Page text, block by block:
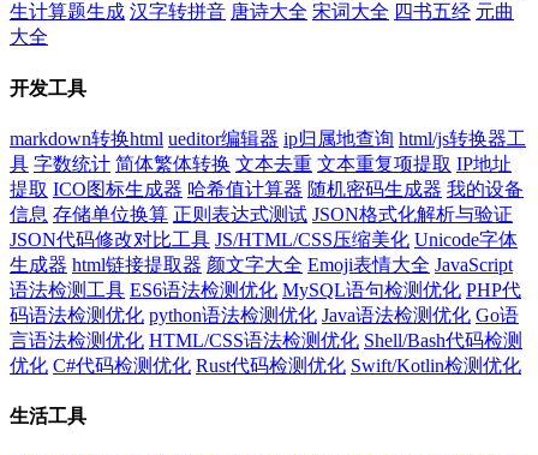
生计算题生成 汉字转拼音 唐诗大全 宋词大全 四书五经 元曲
大全
开发工具
markdown转换html ueditor编辑器 ip归属地查询 html/js转换器工
具 字数统计 简体繁体转换 文本去重 文本重复项提取 IP地址
提取 ICO图标生成器 哈希值计算器 随机密码生成器 我的设备
信息 存储单位换算 正则表达式测试 JSON格式化解析与验证
JSON代码修改对比工具 JS/HTML/CSS压缩美化 Unicode字体
生成器 html链接提取器 颜文字大全 Emoji表情大全 JavaScript
语法检测工具 ES6语法检测优化 MySQL语句检测优化 PHP代
码语法检测优化 python语法检测优化 Java语法检测优化 Go语
言语法检测优化 HTML/CSS语法检测优化 Shell/Bash代码检测
优化 C#代码检测优化 Rust代码检测优化 Swift/Kotlin检测优化
生活工具